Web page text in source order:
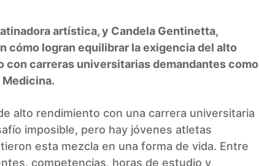
artística, y Candela Gentinetta,
cómo logran equilibrar la exigencia del alto
con carreras universitarias demandantes como
alto rendimiento con una carrera universitaria
imposible, pero hay jóvenes atletas
esta mezcla en una forma de vida. Entre
competencias, horas de estudio y